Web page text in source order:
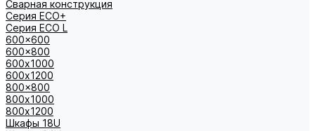
Сварная конструкция
Серия ECO+
Серия ECO L
600x600
600x800
600х1000
600х1200
800x800
800х1000
800х1200
Шкафы 18U